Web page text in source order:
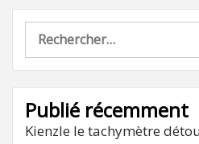
Rechercher :
Publié récemment
Kienzle le tachymètre